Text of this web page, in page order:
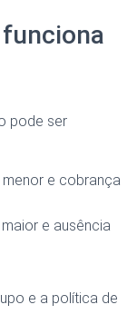
pode ser
e cobrança
e ausência
e a política de